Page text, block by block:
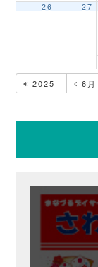
26 27
2025 6月